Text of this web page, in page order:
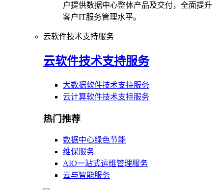
户提供数据中心整体产品及交付，全面提升
客户IT服务管理水平。
云软件技术支持服务
云软件技术支持服务
大数据软件技术支持服务
云计算软件技术支持服务
热门推荐
数据中心绿色节能
维保服务
AIO一站式运维管理服务
云与智能服务